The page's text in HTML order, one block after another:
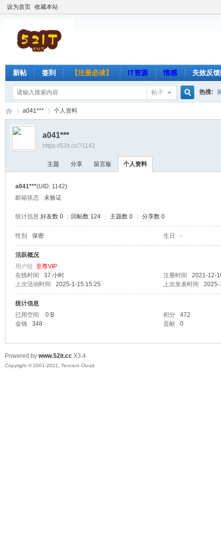
设为首页 收藏本站
新帖 签到 【注册必读】 IT资源 情感 失效反
帖子 热搜:
›
a041*** 个人资料
a041***
https://52it.cc/?1142
主题 分享 留言板 个人资料
a041***(UID: 1142)
邮箱状态
未验证
统计信息 好友数 0 回帖数 124 主题数 0 分享数 0
性别 保密 生日 -
活跃概况
用户组 至尊VIP
在线时间
37 小时 注册时间
2021-12-
上次活动时间
2025-1-15 15:25 上次发表时间 2025-
统计信息
已用空间
0 B 积分
472
金钱
348 贡献 0
Powered by www.52it.cc X3.4
Copyright © 2001-2021, Tencent Cloud.